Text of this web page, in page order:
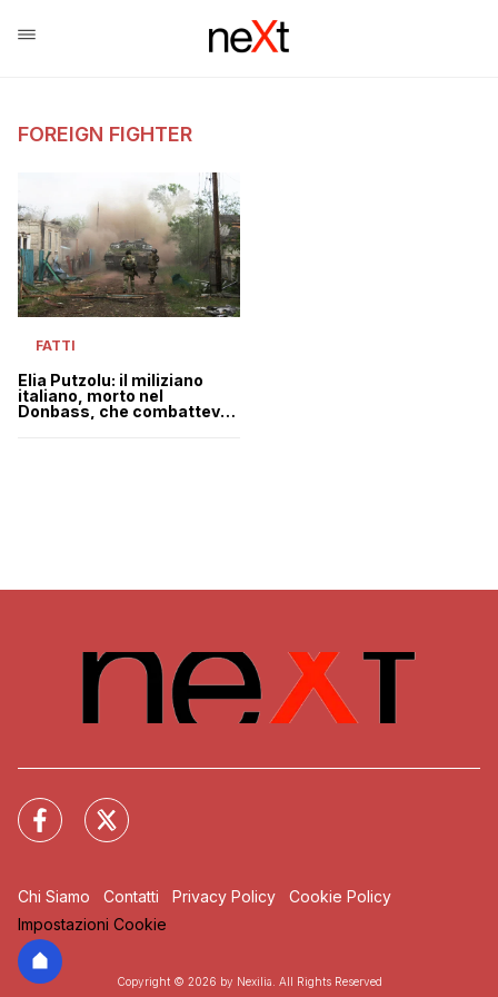
FOREIGN FIGHTER
FATTI
Elia Putzolu: il miliziano
italiano, morto nel
Donbass, che combatteva
Chi Siamo Contatti Privacy Policy
Cookie Policy
Impostazioni Cookie
Copyright © 2026 by Nexilia. All Rights Reserved